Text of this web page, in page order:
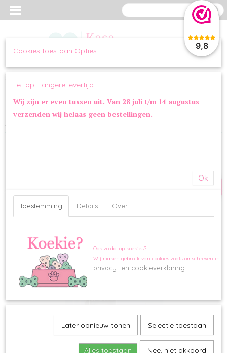
9,8
Inloggen
Home>VERZORGING>BAD & SHAMPOO>Eau de Paws No3 Paw
Cookies toestaan Opties
Let op: Langere levertijd
Wij zijn er even tussen uit. Van 28 juli t/m 14 augustus
verzenden wij helaas geen bestellingen.
Ok
Toestemming Details Over
Ook zo dol op koekjes?
Wij maken gebruik van cookies zoals omschreven in
privacy- en cookieverklaring.
Later opnieuw tonen Selectie toestaan
Alles toestaan Nee, niet akkoord